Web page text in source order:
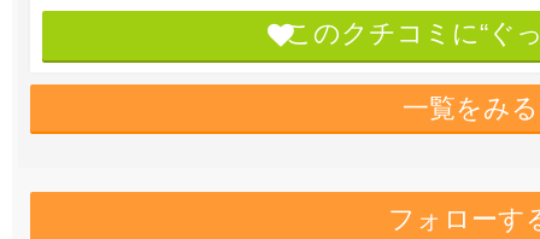
このクチコミに“ぐ
一覧をみる
フォローす